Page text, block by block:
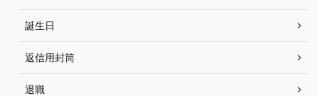
誕生日
返信用封筒
退職